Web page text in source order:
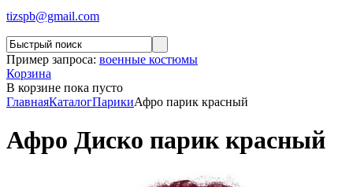
tizspb@gmail.com
Пример запроса: военные костюмы
Корзина
В корзине пока пусто
ГлавнаяКаталогПарикиАфро парик красный
Афро Диско парик красный